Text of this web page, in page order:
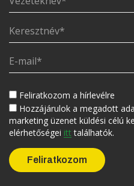
Feliratkozom a hírlevélre
Hozzájárulok a megadott
marketing üzenet küldési célú
elérhetőségei itt találhatók.